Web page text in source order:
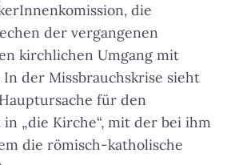
die
der vergangenen
kirchlichen Umgang mit
der Missbrauchskrise sieht
für den
„die Kirche“, mit der bei ihm
die römisch-katholische